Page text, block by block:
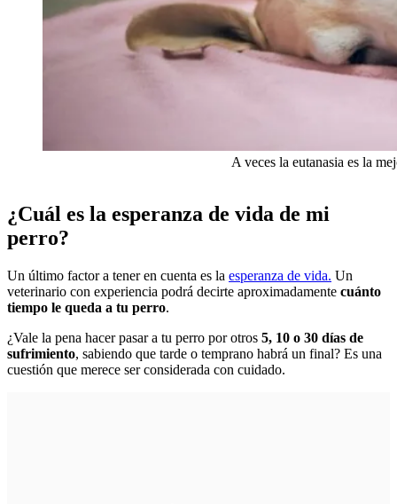
A veces la eutanasia es la
¿Cuál es la esperanza de vida de mi
perro?
Un último factor a tener en cuenta es la esperanza de vida. Un
veterinario con experiencia podrá decirte aproximadamente cuánto
tiempo le queda a tu perro.
¿Vale la pena hacer pasar a tu perro por otros 5, 10 o 30 días de
sufrimiento, sabiendo que tarde o temprano habrá un final? Es una
cuestión que merece ser considerada con cuidado.